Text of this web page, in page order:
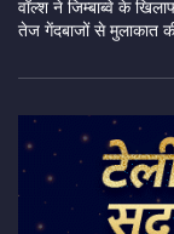
वॉल्श ने जिम्बाब्वे के
तेज गेंदबाजों से मुलाकात